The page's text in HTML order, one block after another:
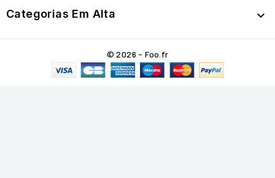
Categorias Em Alta 
© 2026 - Foo.fr